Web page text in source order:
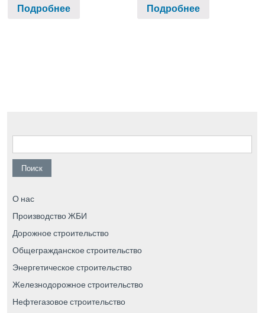
Подробнее Подробнее
Найти:
О нас
Производство ЖБИ
Дорожное строительство
Общегражданское строительство
Энергетическое строительство
Железнодорожное строительство
Нефтегазовое строительство